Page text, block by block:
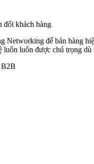
đổi khách hàng
để bán hàng
luôn luôn được chú trọng dù
B2B